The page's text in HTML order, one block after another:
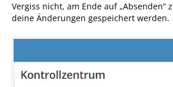
Vergiss nicht, am Ende auf „Absenden“
deine Änderungen gespeichert werden.